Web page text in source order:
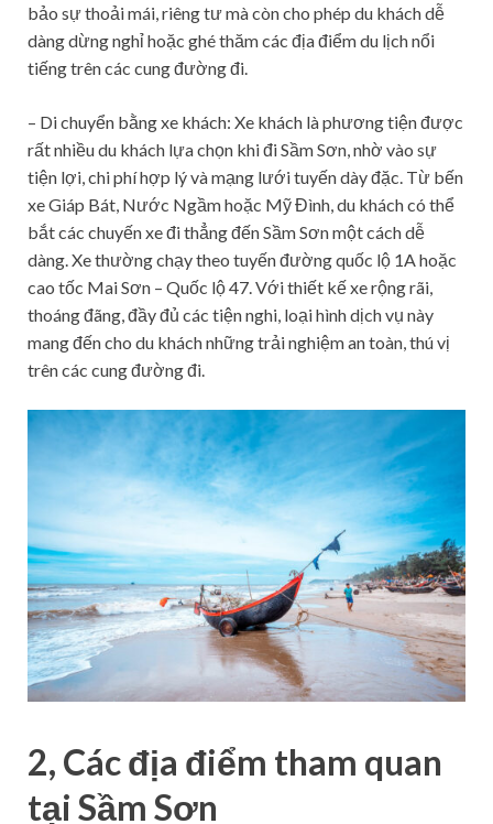
bảo sự thoải mái, riêng tư mà còn cho phép du khách dễ
dàng dừng nghỉ hoặc ghé thăm các địa điểm du lịch nổi
tiếng trên các cung đường đi.
– Di chuyển bằng xe khách: Xe khách là phương tiện được
rất nhiều du khách lựa chọn khi đi Sầm Sơn, nhờ vào sự
tiện lợi, chi phí hợp lý và mạng lưới tuyến dày đặc. Từ bến
xe Giáp Bát, Nước Ngầm hoặc Mỹ Đình, du khách có thể
bắt các chuyến xe đi thẳng đến Sầm Sơn một cách dễ
dàng. Xe thường chạy theo tuyến đườngquốc lộ 1A hoặc
cao tốc Mai Sơn – Quốc lộ 47. Với thiết kế xe rộng rãi,
thoáng đãng, đầy đủ các tiện nghi, loại hình dịch vụ này
mang đến cho du khách những trải nghiệm an toàn, thú vị
trên các cung đường đi.
2, Các địa điểm tham quan
tại Sầm Sơn